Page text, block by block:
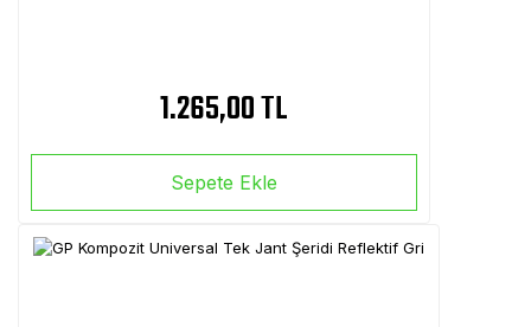
1.265,00 TL
Sepete Ekle